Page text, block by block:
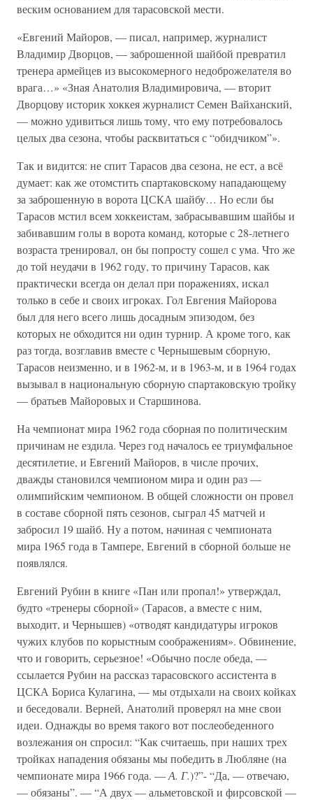
веским основанием для тарасовской мести.
«Евгений Майоров, — писал, например, журналист
Владимир Дворцов, — заброшенной шайбой превратил
тренера армейцев из высокомерного недоброжелателя во
врага…» «Зная Анатолия Владимировича, — вторит
Дворцову историк хоккея журналист Семен Вайханский,
— можно удивиться лишь тому, что ему потребовалось
целых два сезона, чтобы расквитаться с “обидчиком”».
Так и видится: не спит Тарасов два сезона, не ест, а всё
думает: как же отомстить спартаковскому нападающему
за заброшенную в ворота ЦСКА шайбу… Но если бы
Тарасов мстил всем хоккеистам, забрасывавшим шайбы и
забивавшим голы в ворота команд, которые с 28-летнего
возраста тренировал, он бы попросту сошел с ума. Что же
до той неудачи в 1962 году, то причину Тарасов, как
практически всегда он делал при поражениях, искал
только в себе и своих игроках. Гол Евгения Майорова
был для него всего лишь досадным эпизодом, без
которых не обходится ни один турнир. А кроме того, как
раз тогда, возглавив вместе с Чернышевым сборную,
Тарасов неизменно, и в 1962-м, и в 1963-м, и в 1964 годах
вызывал в национальную сборную спартаковскую тройку
— братьев Майоровых и Старшинова.
На чемпионат мира 1962 года сборная по политическим
причинам не ездила. Через год началось ее триумфальное
десятилетие, и Евгений Майоров, в числе прочих,
дважды становился чемпионом мира и один раз —
олимпийским чемпионом. В общей сложности он провел
в составе сборной пять сезонов, сыграл 45 матчей и
забросил 19 шайб. Ну а потом, начиная с чемпионата
мира 1965 года в Тампере, Евгений в сборной больше не
появлялся.
Евгений Рубин в книге «Пан или пропал!» утверждал,
будто «тренеры сборной» (Тарасов, а вместе с ним,
выходит, и Чернышев) «отводят кандидатуры игроков
чужих клубов по корыстным соображениям». Обвинение,
что и говорить, серьезное! «Обычно после обеда, —
ссылается Рубин на рассказ тарасовского ассистента в
ЦСКА Бориса Кулагина, — мы отдыхали на своих койках
и беседовали. Верней, Анатолий проверял на мне свои
идеи. Однажды во время такого вот послеобеденного
возлежания он спросил: “Как считаешь, при наших трех
тройках нападения обязаны мы победить в Любляне (на
чемпионате мира 1966 года. —А. Г.)?”- “Да, — отвечаю,
— обязаны”. — “А двух — альметовской и фирсовской —